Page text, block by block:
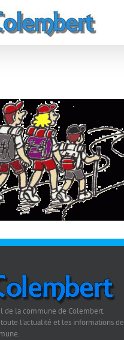
de la commune de Colembert.
l'actualité et les informations de